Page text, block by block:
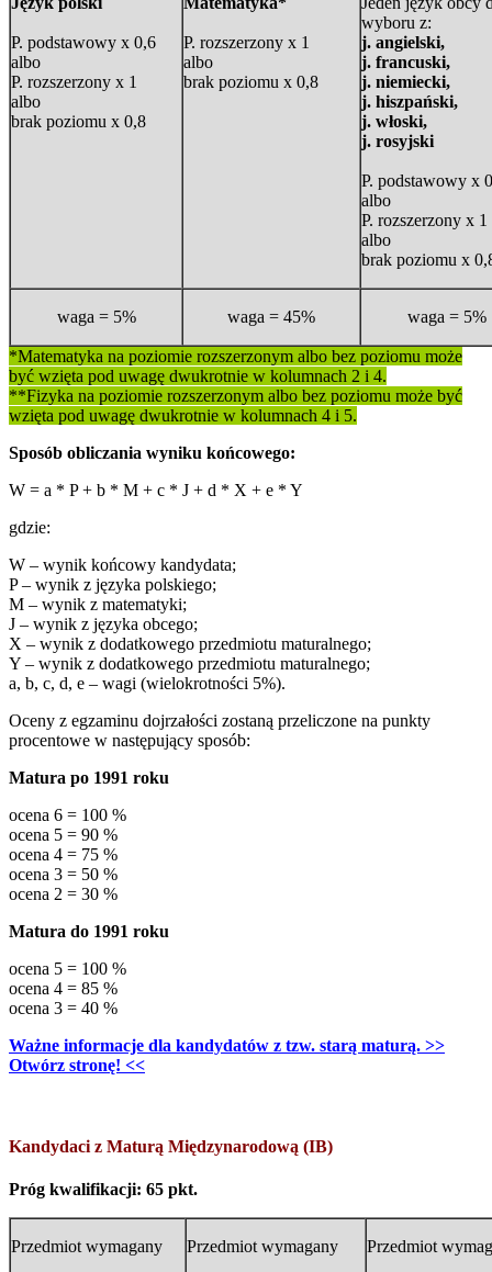
P. podstawowy x 0,6
albo
P. rozszerzony x 1
albo
brak poziomu x 0,8
P. rozszerzony x 1
albo
brak poziomu x 0,8
wyboru z:
j. angielski,
j. francuski,
j. niemiecki,
j. hiszpański,
j. włoski,
j. rosyjski
P. podstawowy x
albo
P. rozszerzony x 1
albo
brak poziomu x
waga = 5% waga = 45% waga = 5%
*Matematyka na poziomie rozszerzonym albo bez poziomu może
być wzięta pod uwagę dwukrotnie w kolumnach 2 i 4.
**Fizyka na poziomie rozszerzonym albo bez poziomu może być
wzięta pod uwagę dwukrotnie w kolumnach 4 i 5.
Sposób obliczania wyniku końcowego:
W = a * P + b * M + c * J + d * X + e * Y
gdzie:
W – wynik końcowy kandydata;
P – wynik z języka polskiego;
M – wynik z matematyki;
J – wynik z języka obcego;
X – wynik z dodatkowego przedmiotu maturalnego;
Y – wynik z dodatkowego przedmiotu maturalnego;
a, b, c, d, e – wagi (wielokrotności 5%).
Oceny z egzaminu dojrzałości zostaną przeliczone na punkty
procentowe w następujący sposób:
Matura po 1991 roku
ocena 6 = 100 %
ocena 5 = 90 %
ocena 4 = 75 %
ocena 3 = 50 %
ocena 2 = 30 %
Matura do 1991 roku
ocena 5 = 100 %
ocena 4 = 85 %
ocena 3 = 40 %
Ważne informacje dla kandydatów z tzw. starą maturą. >>
Otwórz stronę! <<
Kandydaci z Maturą Międzynarodową (IB)
Próg kwalifikacji: 65 pkt.
Przedmiot wymagany
Przedmiot wymagany
Przedmiot